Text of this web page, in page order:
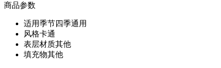
商品参数
适用季节四季通用
风格卡通
表层材质其他
填充物其他